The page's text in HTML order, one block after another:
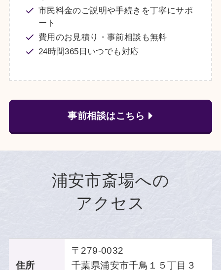
市民料金のご説明や手続きを丁寧にサポ
ート
費用のお見積り・事前相談も無料
24時間365日いつでも対応
事前相談はこちら
浦安市斎場への
アクセス
住所
〒279-0032
千葉県浦安市千鳥１５丁目３